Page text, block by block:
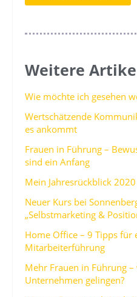
Weitere
Wie möchte ich gesehen
Wertschätzende
es ankommt
Frauen in Führung –
sind ein Anfang
Mein Jahresrückblick
Neuer Kurs bei
„Selbstmarketing &
Home Office – 9 Tipps für
Mitarbeiterführung
Mehr Frauen in Führung
Unternehmen gelingen?